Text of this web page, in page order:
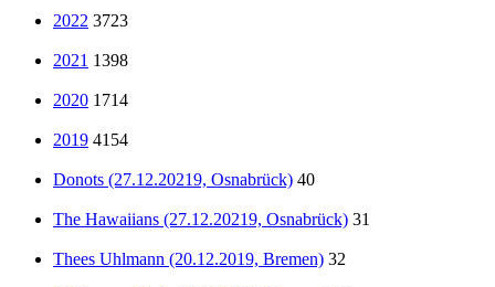
2022 3723
2021 1398
2020 1714
2019 4154
Donots (27.12.20219, Osnabrück) 40
The Hawaiians (27.12.20219, Osnabrück) 31
Thees Uhlmann (20.12.2019, Bremen) 32